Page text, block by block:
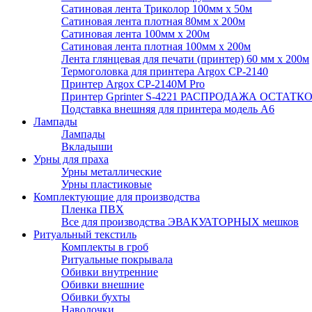
Сатиновая лента Триколор 100мм х 50м
Сатиновая лента плотная 80мм х 200м
Сатиновая лента 100мм х 200м
Сатиновая лента плотная 100мм х 200м
Лента глянцевая для печати (принтер) 60 мм х 200м
Термоголовка для принтера Argox CP-2140
Принтер Argox CP-2140M Pro
Принтер Gprinter S-4221 РАСПРОДАЖА
Подставка внешняя для принтера модель А6
Лампады
Лампады
Вкладыши
Урны для праха
Урны металлические
Урны пластиковые
Комплектующие для производства
Пленка ПВХ
Все для производства ЭВАКУАТОРНЫХ мешков
Ритуальный текстиль
Комплекты в гроб
Ритуальные покрывала
Обивки внутренние
Обивки внешние
Обивки бухты
Наволочки